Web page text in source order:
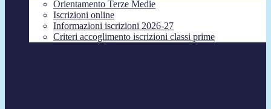
Orientamento Terze Medie
Iscrizioni online
Informazioni iscrizioni 2026-27
Criteri accoglimento iscrizioni classi prime